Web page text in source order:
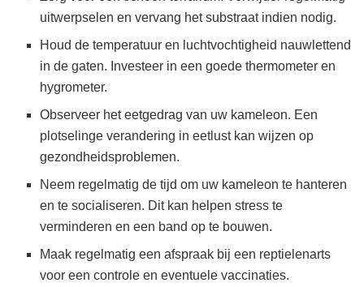
uitwerpselen en vervang het substraat indien nodig.
Houd de temperatuur en luchtvochtigheid nauwlettend
in de gaten. Investeer in een goede thermometer en
hygrometer.
Observeer het eetgedrag van uw kameleon. Een
plotselinge verandering in eetlust kan wijzen op
gezondheidsproblemen.
Neem regelmatig de tijd om uw kameleon te hanteren
en te socialiseren. Dit kan helpen stress te
verminderen en een band op te bouwen.
Maak regelmatig een afspraak bij een reptielenarts
voor een controle en eventuele vaccinaties.